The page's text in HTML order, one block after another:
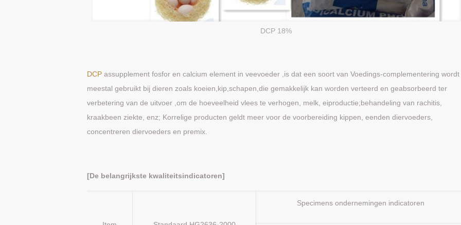
DCP 18%
DCP assupplement fosfor en calcium element in veevoeder ,is dat een soort van Voedings-complementering wordt
meestal gebruikt bij dieren zoals koeien,kip,schapen,die gemakkelijk kan worden verteerd en geabsorbeerd ter
verbetering van de uitvoer ,om de hoeveelheid vlees te verhogen, melk, eiproductie;behandeling van rachitis,
kraakbeen ziekte, enz; Korrelige producten geldt meer voor de voorbereiding kippen, eenden diervoeders,
concentreren diervoeders en premix.
[De belangrijkste kwaliteitsindicatoren]
Specimens ondernemingen indicatoren